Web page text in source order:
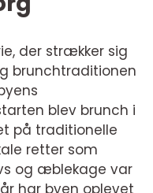
der strækker sig
brunchtraditionen
blev brunch i
på traditionelle
retter som
og æblekage var